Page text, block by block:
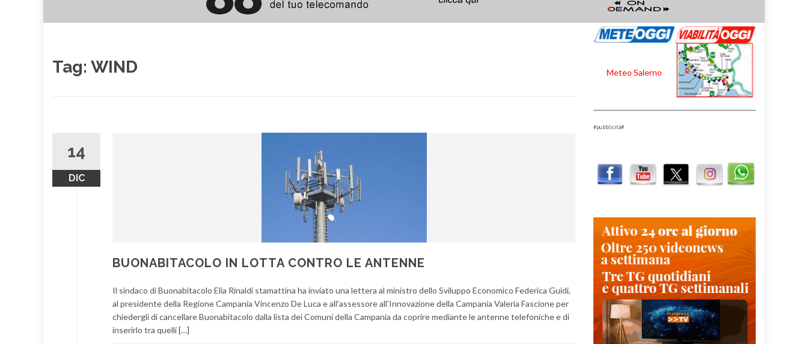
Tag: WIND
14
DIC
BUONABITACOLO IN LOTTA CONTRO LE ANTENNE
Il sindaco di Buonabitacolo Elia Rinaldi stamattina ha inviato una lettera al ministro dello Sviluppo Economico Federica Guidi,
al presidente della Regione Campania Vincenzo De Luca e all’assessore all’Innovazione della Campania Valeria Fascione per
chiedergli di cancellare Buonabitacolo dalla lista dei Comuni della Campania da coprire mediante le antenne telefoniche e di
inserirlo tra quelli […]
Meteo Salerno
#pubblicità#